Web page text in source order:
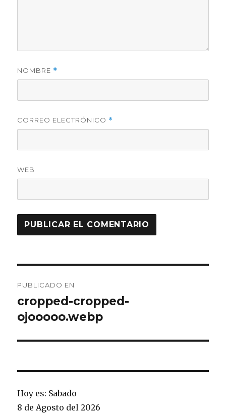
NOMBRE *
CORREO ELECTRÓNICO *
WEB
de
entradas
PUBLICADO EN
cropped-cropped-
ojooooo.webp
Hoy es: Sabado
8 de Agosto del 2026